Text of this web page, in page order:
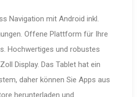
Navigation mit Android inkl.
Offene Plattform für Ihre
Hochwertiges und robustes
Display. Das Tablet hat ein
daher können Sie Apps aus
herunterladen und